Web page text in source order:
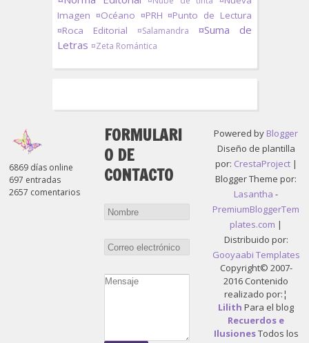
Imagen ¤Océano ¤PRH ¤Punto de Lectura
¤Roca Editorial
¤Salamandra
¤Suma de
Letras ¤Zeta Romántica
6869 días online
697 entradas
2657 comentarios
FORMULARI
O DE
CONTACTO
Powered by Blogger
Diseño de plantilla
por: CrestaProject|
Blogger Theme por:
Lasantha -
PremiumBloggerTem
plates.com |
Distribuido por:
Gooyaabi Templates
Copyright© 2007-
2016 Contenido
realizado por:¦
Lilith Para el blog
Recuerdos e
IlusionesTodos los